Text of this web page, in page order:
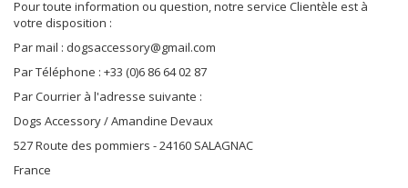
Pour toute information ou question, notre service Clientèle est à
votre disposition :
Par mail : dogsaccessory@gmail.com
Par Téléphone : +33 (0)6 86 64 02 87
Par Courrier à l'adresse suivante :
Dogs Accessory / Amandine Devaux
527 Route des pommiers - 24160 SALAGNAC
France